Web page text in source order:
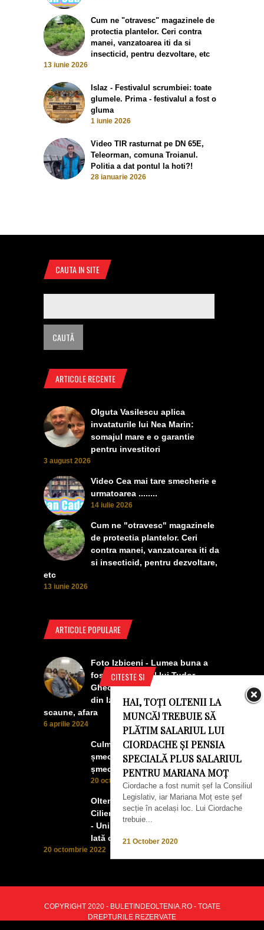
Cum ne "otravesc" magazinele de
protectia plantelor. Ceri contra
manei, vanzatoarea iti da si
insecticid, pentru dezvoltare, etc
13 iunie 2026
Islaz - Festivalul scrumbiei: toate
glumele. Prima - festivalul a fost o
gluma
1 iunie 2026
Video TIR rasturnat pe DN 65E,
Teleorman, comuna Troianul.
Politia a dat pontul la hoti?!
28 ianuarie 2026
CITESTE SI
HAI, TOȚI OLTENII LA
MUNCĂ! TREBUIE SĂ
PLĂTIM SALARIUL LUI
CIORDACHE ȘI PENSIA
SPECIALĂ PLUS SALARIUL
PENTRU MARIANA MOȚ
Ciordache a fost numit șef la Consiliul
Legislativ, iar Mariana Moț este șef
secție în același loc. Lui Ciordache
trebuie...
21 October 2020
CAUTA IN SITE
ARTICOLE RECENTE
Olguta Vasilescu aplica
invataturile lui Nea Marin:
somajul mare e o garantie
pentru investitori
3 august 2026
Video Cea mai tare smecherie e
urmatoarea ........
14 iulie 2026
Cum ne "otravesc" magazinele
de protectia plantelor. Ceri
contra manei, vanzatoarea iti da
si insecticid, pentru dezvoltare,
etc
13 iunie 2026
ARTICOLE POPULARE
Foto Izbiceni - Lumea buna a
fost la concertul lui Tudor
Gheorghe. Lumea prea buna
din Izbiceni a avut un ecran si
scaune, afara
6 aprilie 2024
Culmea smecheriei! O mașină
șmecheră l-a trădat pe cel mai
șmecher oltean
20 octombrie 2022
Oltenii, Dăbulenii, Izbicenii,
Cilienii s-au înfrățit cu Puchenii
- Unii cu munca, alții cu profitul.
Iată ce a ieșit!
20 octombrie 2022
COPYRIGHT 2020 - BULETINDEOLTENIA.RO - TOATE
DREPTURILE REZERVATE